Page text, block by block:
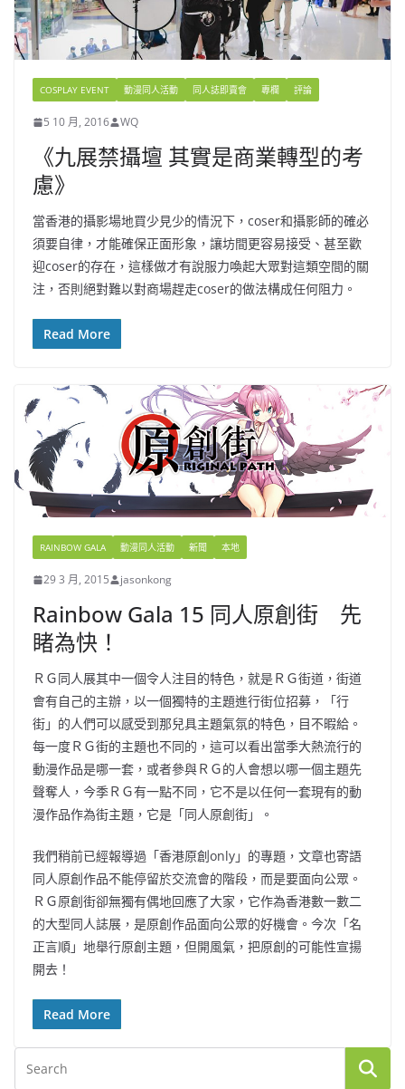
COSPLAY EVENT 動漫同人活動 同人誌即賣會 專欄 評論
5 10 月, 2016 WQ
《九展禁攝壇 其實是商業轉型的考
慮》
當香港的攝影場地買少見少的情況下，coser和攝影師的確必
須要自律，才能確保正面形象，讓坊間更容易接受、甚至歡
迎coser的存在，這樣做才有說服力喚起大眾對這類空間的關
注，否則絕對難以對商場趕走coser的做法構成任何阻力。
Read More
RAINBOW GALA 動漫同人活動 新聞 本地
29 3 月, 2015 jasonkong
Rainbow Gala 15 同人原創街 先
睹為快！
ＲＧ同人展其中一個令人注目的特色，就是ＲＧ街道，街道
會有自己的主辦，以一個獨特的主題進行街位招募，「行
街」的人們可以感受到那兒具主題氣氛的特色，目不暇給。
每一度ＲＧ街的主題也不同的，這可以看出當季大熱流行的
動漫作品是哪一套，或者參與ＲＧ的人會想以哪一個主題先
聲奪人，今季ＲＧ有一點不同，它不是以任何一套現有的動
漫作品作為街主題，它是「同人原創街」。
我們稍前已經報導過「香港原創only」的專題，文章也寄語
同人原創作品不能停留於交流會的階段，而是要面向公眾。
ＲＧ原創街卻無獨有偶地回應了大家，它作為香港數一數二
的大型同人誌展，是原創作品面向公眾的好機會。今次「名
正言順」地舉行原創主題，但開風氣，把原創的可能性宣揚
開去！
Read More